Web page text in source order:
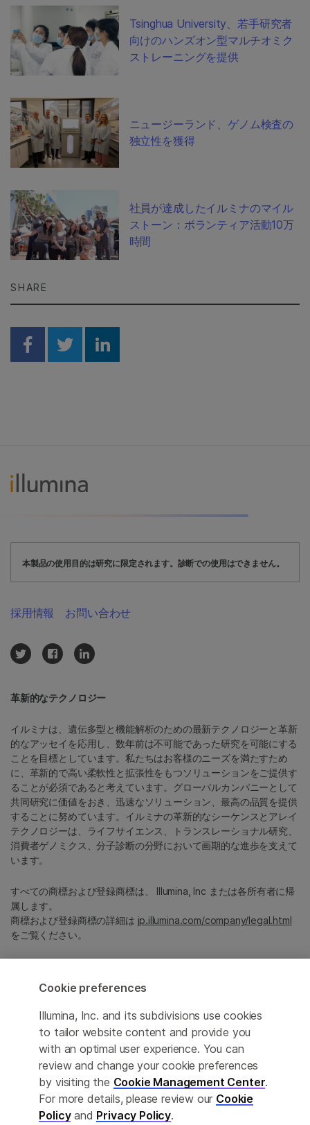
Tsinghua University、若手研究者
向けのハンズオン型マルチオミク
ストレーニングを提供
ニュージーランド、ゲノム検査の
独立性を獲得
社員が達成したイルミナのマイル
ストーン：ボランティア活動10万
時間
SHARE
Share on Facebook
Share on Twitter
Share on Linkedin
本製品の使用目的は研究に限定されます。診断での使用はできません。
このページは機械翻訳を利用しております。なるべく正確な翻訳を
提供するために合理的な努力をしていますが、完全に正確な翻訳と
は限りませんので、あらかじめご了承ください。公式なコンテンツ
革新的なテクノロジー
イルミナは、遺伝多型と機能解析のための最新テクノロジーと革新
的なアッセイを応用し、数年前は不可能であった研究を可能にする
ことを目標としています。私たちはお客様のニーズを満たすため
に、革新的で高い柔軟性と拡張性をもつソリューションをご提供す
ることが必須であると考えています。グローバルカンパニーとして
共同研究に価値をおき、迅速なソリューション、最高の品質を提供
することに努めています。イルミナの革新的なシーケンスとアレイ
テクノロジーは、ライフサイエンス、トランスレーショナル研究、
消費者ゲノミクス、分子診断の分野において画期的な進歩を支えて
います。
すべての商標および登録商標は、 Illumina, Inc または各所有者に帰
属します。
商標および登録商標の詳細は jp.illumina.com/company/legal.html
をご覧ください。
採用情報 お問い合わせ
© 2026 Illumina, Inc. All rights reserved.
Cookie preferences
Illumina, Inc. and its subdivisions use cookies
to tailor website content and provide you
with an optimal user experience. You can
review and change your cookie preferences
by visiting the Cookie Management Center.
For more details, please review our Cookie
Policyand Privacy Policy.